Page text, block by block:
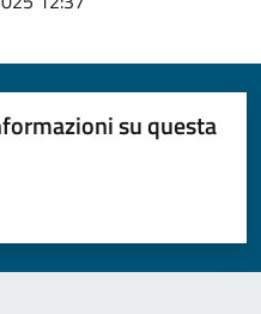
su questa
5